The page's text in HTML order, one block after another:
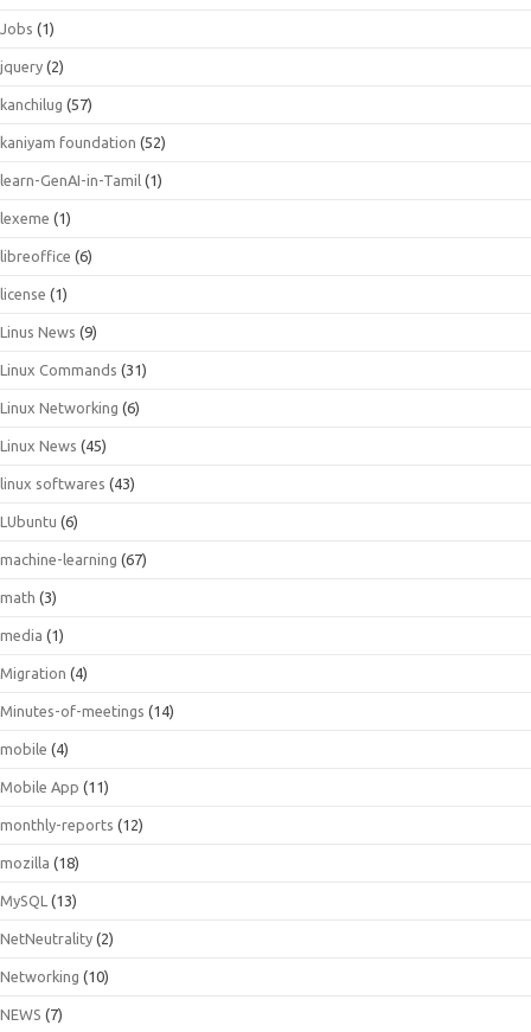
Jobs (1)
jquery (2)
kanchilug (57)
kaniyam foundation (52)
learn-GenAI-in-Tamil (1)
lexeme (1)
libreoffice (6)
license (1)
Linus News (9)
Linux Commands (31)
Linux Networking (6)
Linux News (45)
linux softwares (43)
LUbuntu (6)
machine-learning (67)
math (3)
media (1)
Migration (4)
Minutes-of-meetings (14)
mobile (4)
Mobile App (11)
monthly-reports (12)
mozilla (18)
MySQL (13)
NetNeutrality (2)
Networking (10)
NEWS (7)